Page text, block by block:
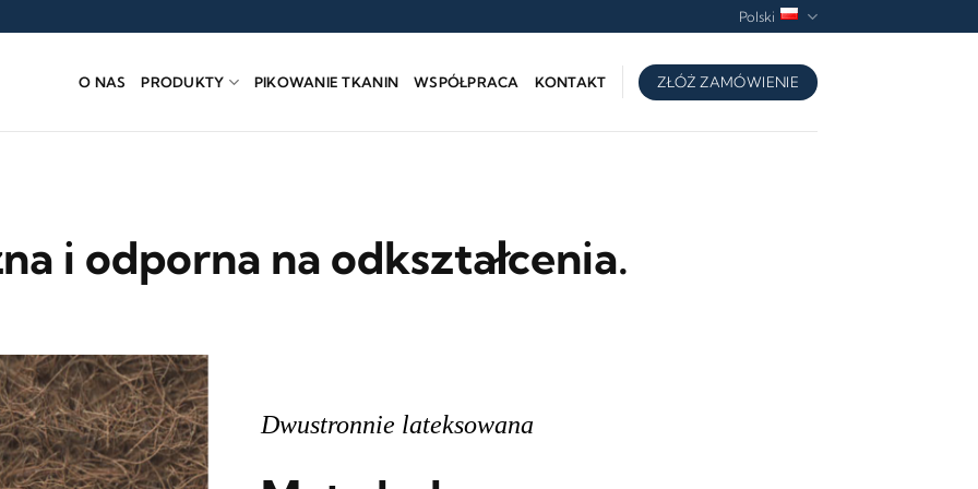
Polski
O NAS PRODUKTY PIKOWANIE TKANIN WSPÓŁPRACA KONTAKT ZŁÓŻ ZAMÓWIENIE
i odporna na odkształcenia.
Dwustronnie lateksowana